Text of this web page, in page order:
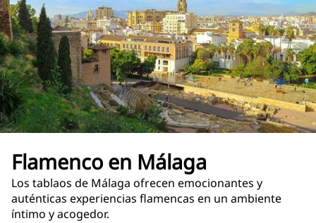
Flamenco en Málaga
Los tablaos de Málaga ofrecen emocionantes y
auténticas experiencias flamencas en un ambiente
íntimo y acogedor.